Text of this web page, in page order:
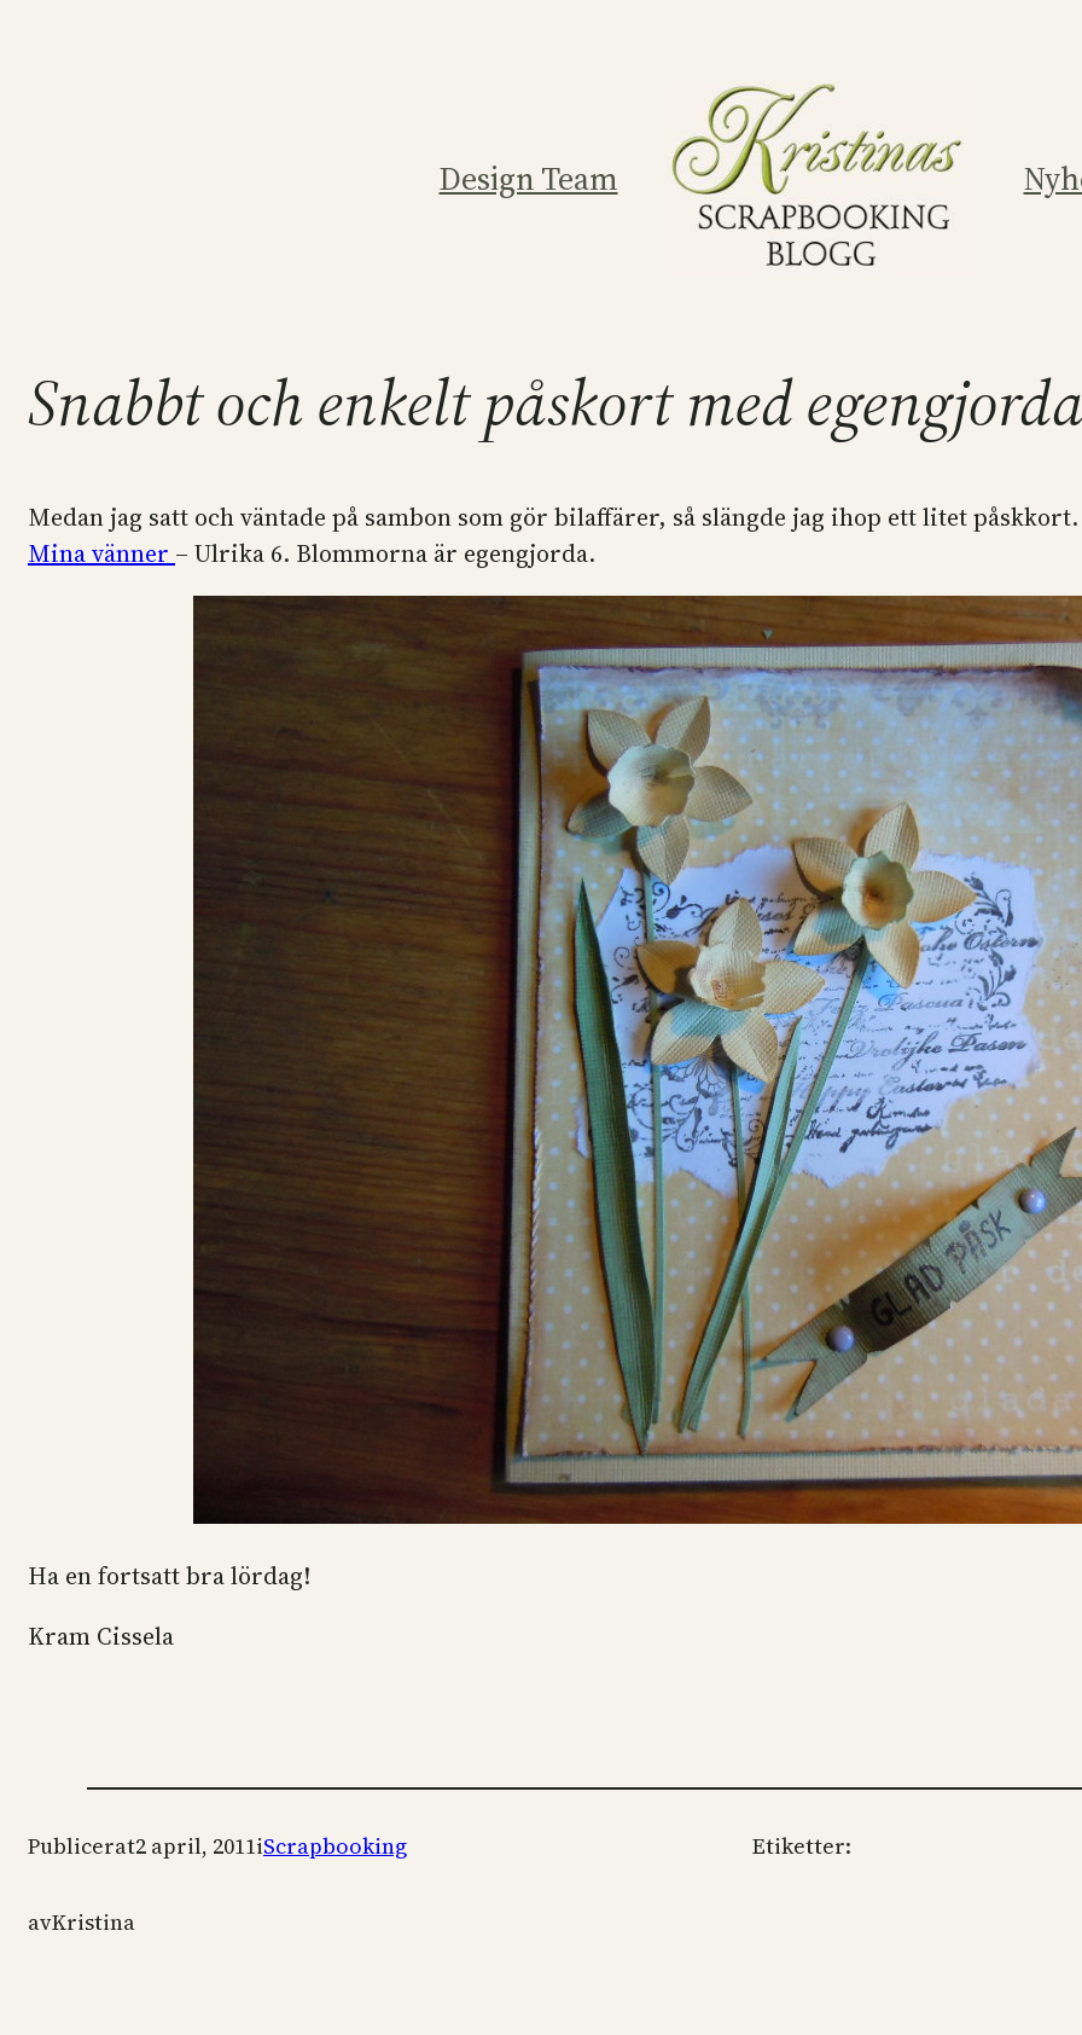
Design Team
Snabbt och enkelt påskort med
Medan jag satt och väntade på sambon som gör bilaffärer, så slängde jag ihop ett litet
Mina vänner – Ulrika 6. Blommorna är egengjorda.
Ha en fortsatt bra lördag!
Kram Cissela
Publicerat2 april, 2011iScrapbooking
avKristina
Etiketter: